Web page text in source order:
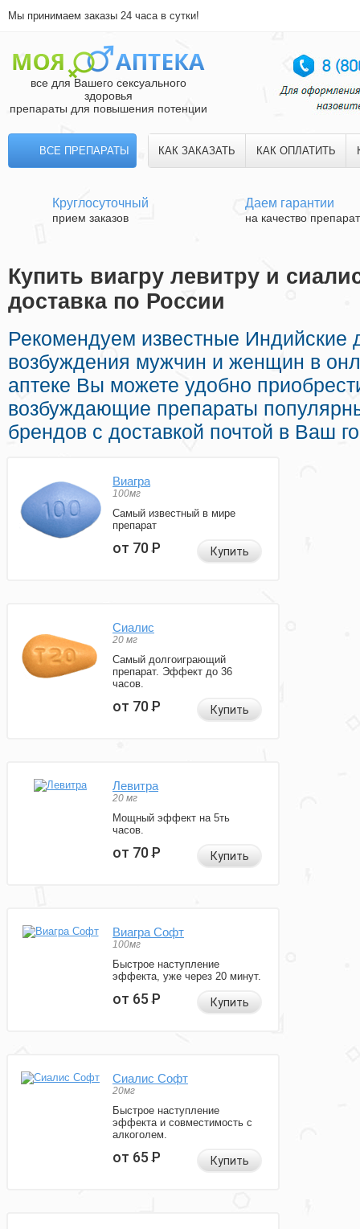
Мы принимаем заказы 24 часа в сутки!
все для Вашего сексуального
здоровья
препараты для повышения потенции
ВСЕ ПРЕПАРАТЫ КАК ЗАКАЗАТЬ КАК ОПЛАТИТЬ
Круглосуточный
прием заказов
Даем гарантии
на качество
Купить виагру левитру и
доставка по России
Рекомендуем известные Индийские
возбуждения мужчин и женщин в
аптеке Вы можете удобно
возбуждающие препараты
брендов с доставкой почтой в Ваш
Виагра
100мг
Самый известный в мире
препарат
от 70Р Купить
Сиалис
20 мг
Самый долгоиграющий
препарат. Эффект до 36
часов.
от 70Р Купить
Левитра
20 мг
Мощный эффект на 5ть
часов.
от 70Р Купить
Виагра Софт
100мг
Быстрое наступление
эффекта, уже через 20 минут.
от 65Р Купить
Сиалис Софт
20мг
Быстрое наступление
эффекта и совместимость с
алкоголем.
от 65Р Купить